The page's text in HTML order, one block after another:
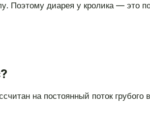
Поэтому диарея у кролика — это
на постоянный поток